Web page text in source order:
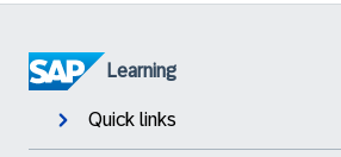
Learning
Quick links